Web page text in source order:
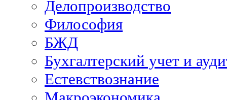
Делопроизводство
Философия
БЖД
Бухгалтерский учет и
Естевствознание